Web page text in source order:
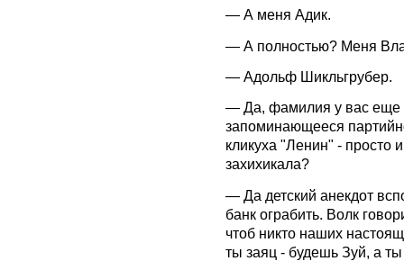
— А меня Адик.
— А полностью? Меня
— Адольф Шикльгрубер.
— Да, фамилия у вас еще
запоминающееся
кликуха "Ленин" - просто
захихикала?
— Да детский анекдот
банк ограбить. Волк
чтоб никто наших
ты заяц - будешь Зуй, а